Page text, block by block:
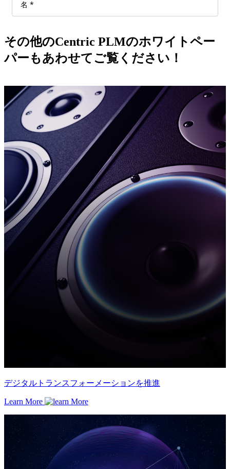
その他のCentric PLMのホワイトペー
パーもあわせてご覧ください！
デジタルトランスフォーメーションを推進
Learn More